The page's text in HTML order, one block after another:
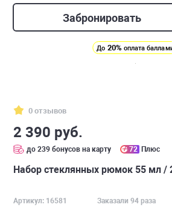
Забронировать
До 20% оплата
0 отзывов
2 390 руб.
до 239 бонусов на карту 72 Плюс
Набор стеклянных рюмок 55 мл /
Артикул: 16581 Заказали 94 раза